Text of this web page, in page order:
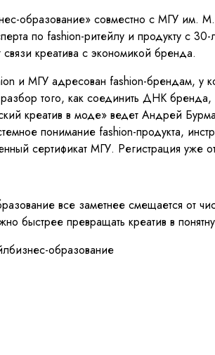
образование» совместно с МГУ
по fashion-ритейлу и продукту с
креатива с экономикой бренда.
и МГУ адресован fashion-брендам, у
разбор того, как соединить ДНК
креатив в моде» ведет Андрей
понимание fashion-продукта,
сертификат МГУ. Регистрация уже
все заметнее смещается от
быстрее превращать креатив в
бизнес-образование